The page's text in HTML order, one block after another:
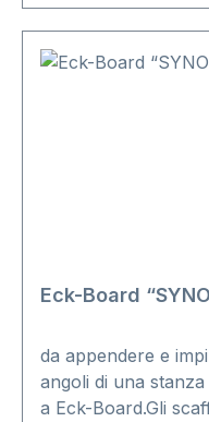
Eck-Board
da appendere e
angoli di una
a Eck-Board.Gli